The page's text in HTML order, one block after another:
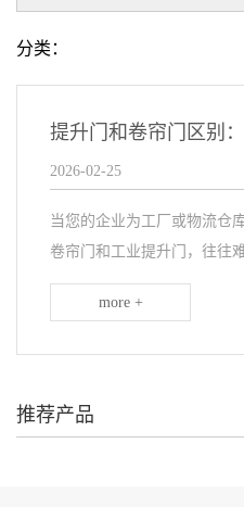
分类：
2026-02-25
当您的企业为工厂或物流仓
卷帘门和工业提升门，往往
和适用场景上有着本质区别
成，结构简单；而工业提升
more +
推荐产品